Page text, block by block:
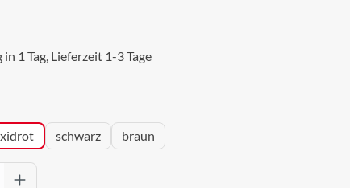
1 Tag, Lieferzeit 1-3 Tage
schwarz braun
Gib den gewünschten Wert ein